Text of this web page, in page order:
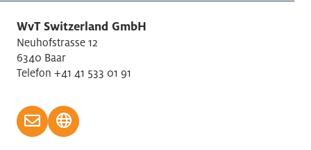
WvT Switzerland GmbH
Neuhofstrasse 12
6340 Baar
Telefon +41 41 533 01 91